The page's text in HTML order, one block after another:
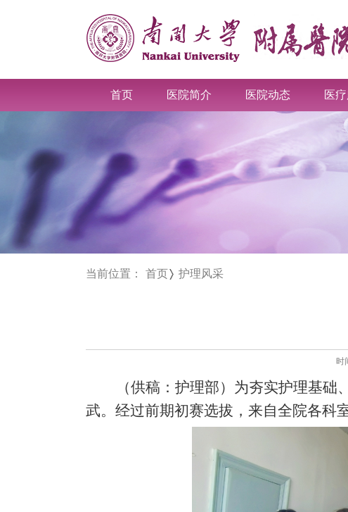
首页 医院简介 医院动态 医
当前位置： 首页 护理风采
时
（供稿：护理部） 为夯实护理基础
武。经过前期初赛选拔，来自全院各科